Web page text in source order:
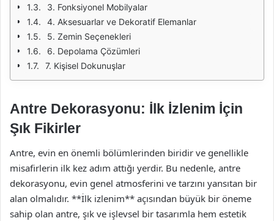
3. Fonksiyonel Mobilyalar
4. Aksesuarlar ve Dekoratif Elemanlar
5. Zemin Seçenekleri
6. Depolama Çözümleri
7. Kişisel Dokunuşlar
Antre Dekorasyonu: İlk İzlenim İçin
Şık Fikirler
Antre, evin en önemli bölümlerinden biridir ve genellikle
misafirlerin ilk kez adım attığı yerdir. Bu nedenle, antre
dekorasyonu, evin genel atmosferini ve tarzını yansıtan bir
alan olmalıdır. **İlk izlenim** açısından büyük bir öneme
sahip olan antre, şık ve işlevsel bir tasarımla hem estetik